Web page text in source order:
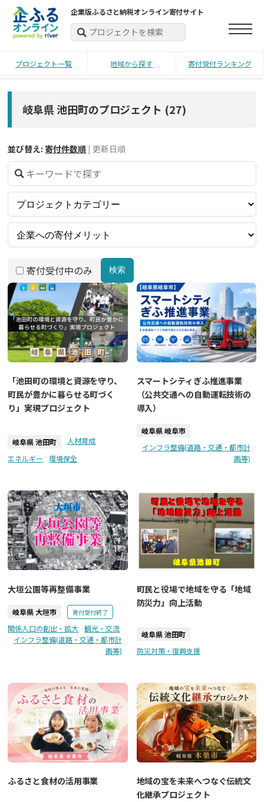
企業版ふるさと納税オンライン寄付サイト
プロジェクト一覧 地域から探す 寄付受付ランキング
岐阜県 池田町のプロジェクト (27)
並び替え: 寄付件数順 | 更新日順
寄付受付中のみ 検索
「池田町の環境と資源を守り、
町民が豊かに暮らせる町づく
り」実現プロジェクト
岐阜県 池田町
人材育成
エネルギー
環境保全
スマートシティぎふ推進事業
（公共交通への自動運転技術の
導入）
岐阜県 岐阜市
インフラ整備(道路・交通・都市計
画等)
大垣公園等再整備事業
岐阜県 大垣市 寄付受付終了
関係人口の創出・拡大
観光・交流
インフラ整備(道路・交通・都市計
画等)
町民と役場で地域を守る「地域
防災力」向上活動
岐阜県 池田町
防災対策・復興支援
ふるさと食材の活用事業
地域の宝を未来へつなぐ伝統文
化継承プロジェクト